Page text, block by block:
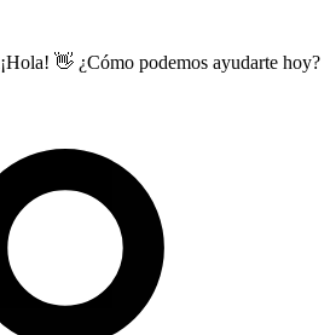
¡Hola! 👋 ¿Cómo podemos ayudarte hoy?